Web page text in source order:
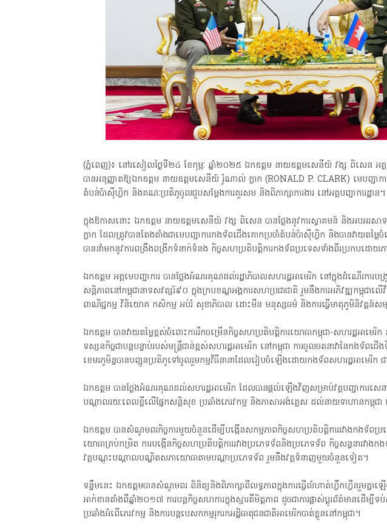
(ភ្នំពេញ)៖ នៅរសៀលថ្ងៃទី២៤ ខែកុម្ភៈ ឆ្នាំ២០២៥ ឯកឧត្តម នាយឧត្ដមសេនីយ៍ វង្ស ពិសេន អគ្
បានអនុញ្ញាតឱ្យឯកឧត្តម នាយឧត្តមសេនីយ៍ រ៉ូណាល់ ក្លាក (RONALD P. CLARK) មេបញ្ជាក
តំបន់ប៉ាស៊ីហ្វិក និងគណៈប្រតិភូចូលជួបសម្តែងការគួរសម និងពិភាក្សាការងារ នៅអគ្គបញ្ជាការដ្ឋាន។
ក្នុងឱកាសនោះ ឯកឧត្តម នាយឧត្ដមសេនីយ៍ វង្ស ពិសេន បានថ្លែងនូវការស្វាគមន៍ និងអបអរ
ក្លាក ដែលត្រូវបានតែងតាំងជាមេបញ្ជាការកងទ័ពជើងគោកប្រចាំតំបន់ប៉ាស៊ីហ្វិក និងបានវាយតម្
បាននាំមកនូវការពង្រឹងពង្រីកទំនាក់ទំនង កិច្ចសហប្រតិបត្តិការកងទ័ពប្រទេសទាំងពីរប្រកបដោយភា
ឯកឧត្តម អគ្គមេបញ្ជាការ បានថ្លែងអំណរគុណដល់រដ្ឋាភិបាលសហរដ្ឋអាមេរិក នៅក្នុងដំណើរការបង្
សន្តិភាពនៅកម្ពុជានាទសវត្សរ៍៩០ ក្នុងក្របខណ្ឌអង្គការសហប្រជាជាតិ រួមនឹងការអភិវឌ្ឍកម្ពុជា
ពាណិជ្ជកម្ម វិនិយោគ កសិកម្ម អប់រំ សុខាភិបាល ដោះមីន មនុស្សធម៌ និងការធ្វើមាតុភូមិនិវត្តន៍សម្បត្
ឯកឧត្តម បានវាយតម្លៃខ្ពស់ចំពោះការរីកចម្រើនកិច្ចសហប្រតិបត្តិការយោធាកម្ពុជា-សហរដ្ឋអាមេ
ទស្សនកិច្ចជាបន្តបន្ទាប់របស់មន្ត្រីជាន់ខ្ពស់សហរដ្ឋអាមេរិក នៅកម្ពុជា ការចូលចតនាវានៃកងទ័
ខេមរភូមិន្ទបានបញ្ជូនប្រតិភូទៅចូលរួមកម្មវិធីនានាដែលរៀបចំឡើងដោយកងទ័ពសហរដ្ឋអាមេរិក ជ
ឯកឧត្តម បានថ្លែងអំណរគុណដល់សហរដ្ឋអាមេរិក ដែលបានផ្តល់ឡើងវិញសម្រាប់វគ្គបញ្ជាការសេនាធិ
បណ្តាលរយៈពេលខ្លីលើផ្នែកសន្តិសុខ ប្រឆាំងភេរវកម្ម និងភាសាអង់គ្លេស ដល់នាយទាហានកម្ពុជា
ឯកឧត្តម បានសំណូមពរកិច្ចការមួយចំនួនដើម្បីបង្កើនសកម្មភាពកិច្ចសហប្រតិបត្តិការរវាងកងទ័ពប្រទ
យោធាគ្រប់កម្រិត ការបង្កើនកិច្ចសហប្រតិបត្តិការរវាងប្រភេទទ័ពនិងប្រភេទទ័ព កិច្ចសន្ទនារវាង
វគ្គបណ្តុះបណ្តាលបណ្ឌិតសភាយោធាតាមបណ្តាប្រភេទទ័ព រួមនឹងវគ្គទំនាញមួយចំនួនទៀត។
ទន្ទឹមនេះ ឯកឧត្តមបានសំណូមពរ ពិនិត្យនិងពិភាក្សាពីលទ្ធភាពក្នុងការធ្វើលំហាត់ហ្វឹកហ្វឺនរួមគ្នា
អាក់ខានតាំងពីឆ្នាំ២០១៧ ការបន្តកិច្ចសហការក្នុងស្មារតីមិត្តភាព ដូចជាការផ្លាស់ប្តូរព័ត៌មានដើម្បីទ
ប្រឆាំងអំពើភេរវកម្ម និងការបន្តបេសកកម្មរុករកអដ្ឋិធាតុជនជាតិអាមេរិកបាត់ខ្លួននៅកម្ពុជា។
ន * ក្រមសិលធម៌ វិជ្ជាជីវៈ ត្រូវបានអនុវត្ត ជាកត្តាចម្បង ព្រមទទួលមតិរិះគន់ ក្នុងនៃស្ថាបនា គោរពច្បាប់